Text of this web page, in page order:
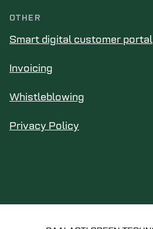
OTHER
Smart digital customer portal
Invoicing
Whistleblowing
Privacy Policy